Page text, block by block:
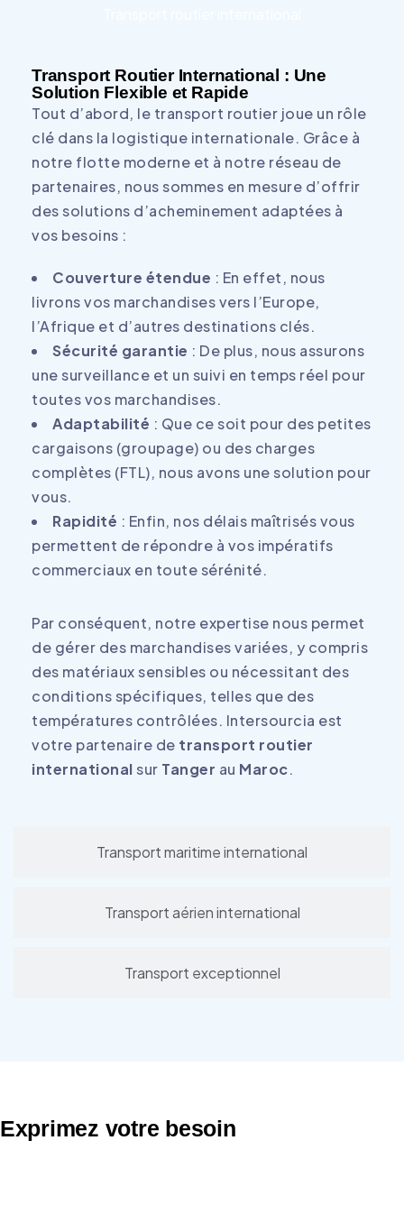
Transport maritime international
Transport aérien international
Transport exceptionnel
Transport Routier International : Une
Solution Flexible et Rapide
Tout d’abord, le transport routier joue un rôle
clé dans la logistique internationale. Grâce à
notre flotte moderne et à notre réseau de
partenaires, nous sommes en mesure d’offrir
des solutions d’acheminement adaptées à
vos besoins :
Couverture étendue : En effet, nous
livrons vos marchandises vers l’Europe,
l’Afrique et d’autres destinations clés.
Sécurité garantie : De plus, nous assurons
une surveillance et un suivi en temps réel pour
toutes vos marchandises.
Adaptabilité : Que ce soit pour des petites
cargaisons (groupage) ou des charges
complètes (FTL), nous avons une solution pour
vous.
Rapidité : Enfin, nos délais maîtrisés vous
permettent de répondre à vos impératifs
commerciaux en toute sérénité.
Par conséquent, notre expertise nous permet
de gérer des marchandises variées, y compris
des matériaux sensibles ou nécessitant des
conditions spécifiques, telles que des
températures contrôlées. Intersourcia est
votre partenaire de transport routier
internationalsur Tanger au Maroc.
Exprimez votre besoin